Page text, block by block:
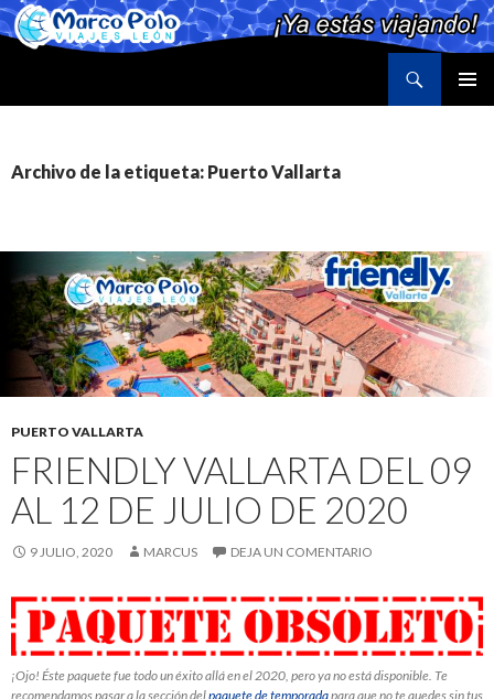
Archivo de la etiqueta: Puerto Vallarta
PUERTO VALLARTA
FRIENDLY VALLARTA DEL 09
AL 12 DE JULIO DE 2020
9 JULIO, 2020 MARCUS DEJA UN COMENTARIO
¡Ojo! Éste paquete fue todo un éxito allá en el 2020, pero ya no está disponible. Te
recomendamos pasar a la sección delpaquete de temporadapara que no te quedes sin tus